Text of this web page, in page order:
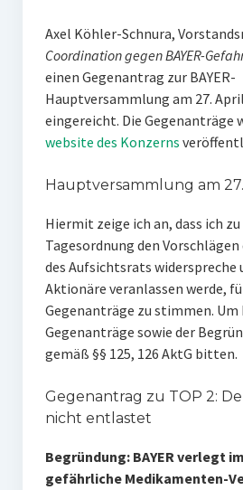
Axel Köhler-Schnura,
Coordination gegen BAYER-
einen Gegenantrag zur BAYER-
Hauptversammlung am 27.
eingereicht. Die Gegenanträge
website des Konzerns
Hauptversammlung am
Hiermit zeige ich an, dass ich
Tagesordnung den Vorschlägen
des Aufsichtsrats widerspreche
Aktionäre veranlassen werde,
Gegenanträge zu stimmen.
Gegenanträge sowie der
gemäß §§ 125, 126 AktG bitten.
Gegenantrag zu TOP 2:
nicht entlastet
Begründung: BAYER verlegt
gefährliche Medikamenten-